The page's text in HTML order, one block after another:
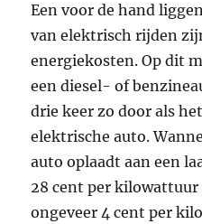
Een voor de hand
van elektrisch rijden
energiekosten. Op dit
een diesel- of
drie keer zo door als
elektrische auto.
auto oplaadt aan een
28 cent per
ongeveer 4 cent per